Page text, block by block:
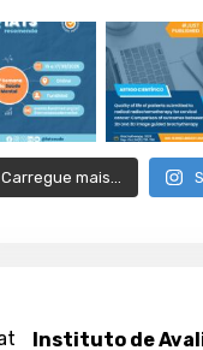
Carregue mais…
Instituto de